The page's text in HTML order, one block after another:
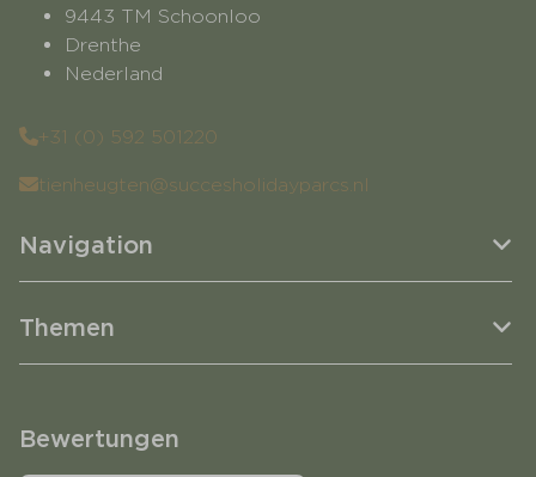
9443 TM Schoonloo
Drenthe
Nederland
+31 (0) 592 501220
tienheugten@succesholidayparcs.nl
Navigation
Themen
Bewertungen